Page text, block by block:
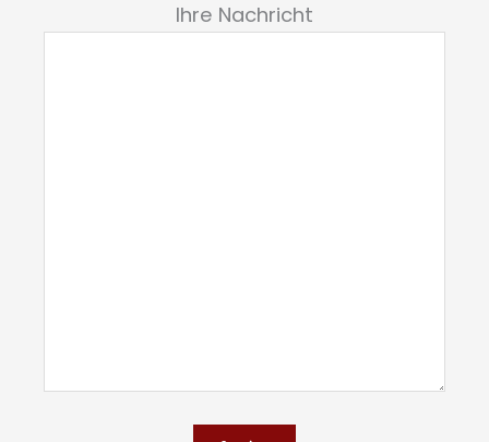
Bitte lasse dieses Feld leer.
Ihre Nachricht